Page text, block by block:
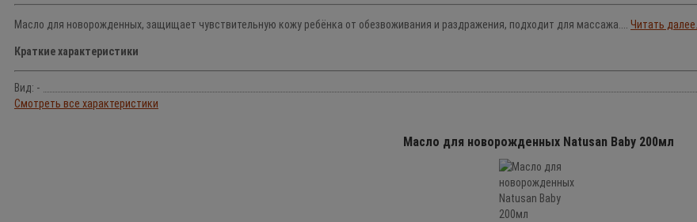
Масло для новорожденных, защищает чувствительную кожу ребёнка от обезвоживания и раздражения, подходит для массажа.... Читать далее...
Краткие характеристики
Вид: -
Смотреть все характеристики
Масло для новорожденных Natusan Baby 200мл